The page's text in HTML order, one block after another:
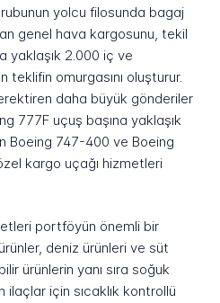
yolcu filosunda bagaj
genel hava kargosunu, tekil
yaklaşık 2.000 iç ve
teklifin omurgasını oluşturur.
daha büyük gönderiler
777F uçuş başına yaklaşık
Boeing 747-400 ve Boeing
kargo uçağı hizmetleri
portföyün önemli bir
deniz ürünleri ve süt
ürünlerin yanı sıra soğuk
için sıcaklık kontrollü